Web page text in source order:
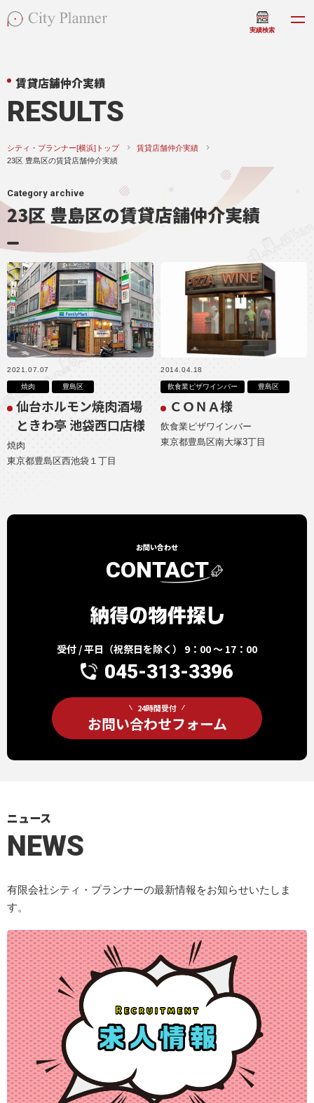
実績検索
賃貸店舗仲介実績
RESULTS
シティ・プランナー[横浜]トップ
賃貸店舗仲介実績
23区 豊島区の賃貸店舗仲介実績
Category archive
23区 豊島区の賃貸店舗仲介実績
2021.07.07
焼肉 豊島区
仙台ホルモン焼肉酒場
ときわ亭 池袋西口店様
焼肉
東京都豊島区西池袋１丁目
2014.04.18
飲食業ピザワインバー 豊島区
ＣＯＮＡ様
飲食業ピザワインバー
東京都豊島区南大塚3丁目
お問い合わせ
CONTACT
受付 / 平日（祝祭日を除く） 9：00 ～ 17：00
045-313-3396
24時間受付
お問い合わせフォーム
ニュース
NEWS
有限会社シティ・プランナーの最新情報をお知らせいたしま
す。